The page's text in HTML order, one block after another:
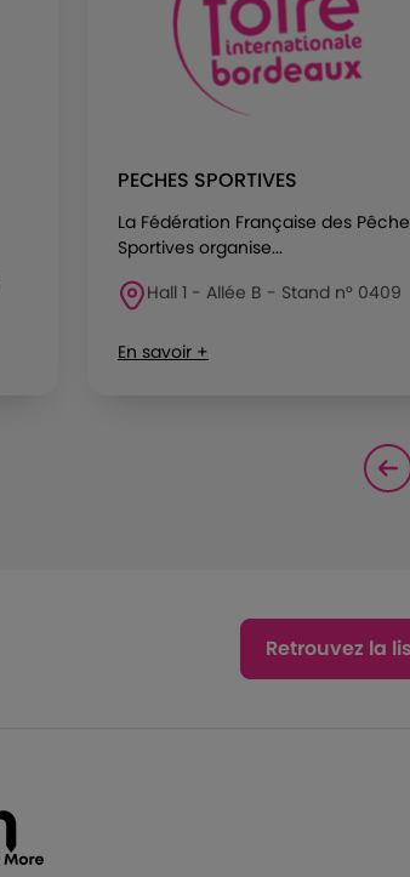
PECHES SPORTIVES
La Fédération Française des
Sportives organise...
Hall 1 - Allée B - Stand n° 0409
En savoir +
Retrouvez la